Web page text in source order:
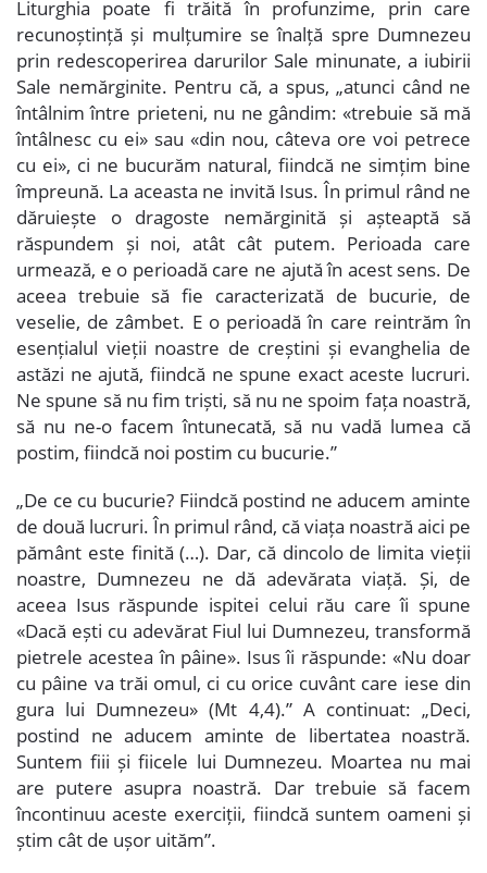
Liturghia poate fi trăită în profunzime, prin care
recunoștință și mulțumire se înalță spre Dumnezeu
prin redescoperirea darurilor Sale minunate, a iubirii
Sale nemărginite. Pentru că, a spus, „atunci când ne
întâlnim între prieteni, nu ne gândim: «trebuie să mă
întâlnesc cu ei» sau «din nou, câteva ore voi petrece
cu ei», ci ne bucurăm natural, fiindcă ne simțim bine
împreună. La aceasta ne invită Isus. În primul rând ne
dăruiește o dragoste nemărginită și așteaptă să
răspundem și noi, atât cât putem. Perioada care
urmează, e o perioadă care ne ajută în acest sens. De
aceea trebuie să fie caracterizată de bucurie, de
veselie, de zâmbet. E o perioadă în care reintrăm în
esențialul vieții noastre de creștini și evanghelia de
astăzi ne ajută, fiindcă ne spune exact aceste lucruri.
Ne spune să nu fim triști, să nu ne spoim fața noastră,
să nu ne-o facem întunecată, să nu vadă lumea că
postim, fiindcă noi postim cu bucurie.”
„De ce cu bucurie? Fiindcă postind ne aducem aminte
de două lucruri. În primul rând, că viața noastră aici pe
pământ este finită (…). Dar, că dincolo de limita vieții
noastre, Dumnezeu ne dă adevărata viață. Și, de
aceea Isus răspunde ispitei celui rău care îi spune
«Dacă ești cu adevărat Fiul lui Dumnezeu, transformă
pietrele acestea în pâine». Isus îi răspunde: «Nu doar
cu pâine va trăi omul, ci cu orice cuvânt care iese din
gura lui Dumnezeu» (Mt 4,4).” A continuat: „Deci,
postind ne aducem aminte de libertatea noastră.
Suntem fiii și fiicele lui Dumnezeu. Moartea nu mai
are putere asupra noastră. Dar trebuie să facem
încontinuu aceste exerciții, fiindcă suntem oameni și
știm cât de ușor uităm”.